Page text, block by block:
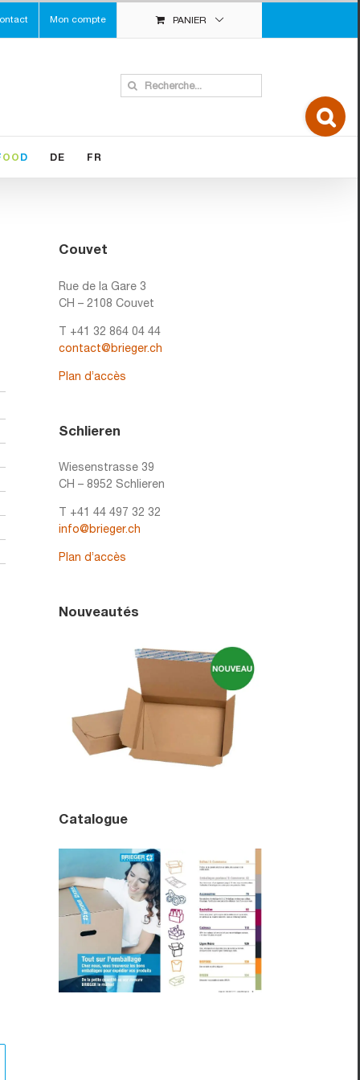
Mon compte PANIER
Search
for:
OO D DE FR
Couvet
Rue de la Gare 3
CH – 2108 Couvet
T +41 32 864 04 44
contact@brieger.ch
Plan d’accès
Schlieren
Wiesenstrasse 39
CH – 8952 Schlieren
T +41 44 497 32 32
info@brieger.ch
Plan d’accès
Nouveautés
Catalogue
Toggle
Sliding
Bar